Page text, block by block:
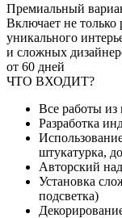
Премиальный
Включает не
уникального
и сложных
от 60 дней
ЧТО ВХОДИТ?
Все работы из
Разработка
штукатурка,
Авторский
Установка
подсветка)